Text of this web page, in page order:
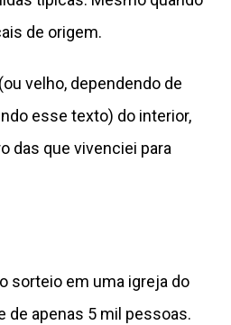
de origem.
velho, dependendo de
esse texto) do interior,
das que vivenciei para
sorteio em uma igreja do
de apenas 5 mil pessoas.